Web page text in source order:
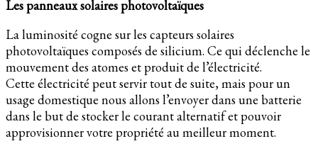
Les panneaux solaires photovoltaïques
La luminosité cogne sur les capteurs solaires
photovoltaïques composés de silicium. Ce qui déclenche le
mouvement des atomes et produit de l’électricité.
Cette électricité peut servir tout de suite, mais pour un
usage domestique nous allons l’envoyer dans une batterie
dans le but de stocker le courant alternatif et pouvoir
approvisionner votre propriété au meilleur moment.